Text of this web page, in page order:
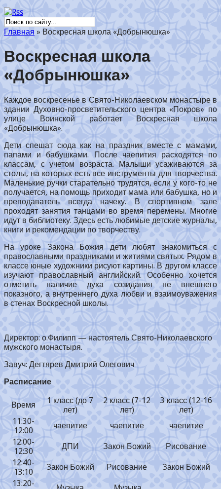
Главная » Воскресная школа «Добрынюшка»
Воскресная школа
«Добрынюшка»
Каждое воскресенье в Свято-Николаевском монастыре в
здании Духовно-просветительского центра «Покров» по
улице Воинской работает Воскресная школа
«Добрынюшка».
Дети спешат сюда как на праздник вместе с мамами,
папами и бабушками. После чаепития расходятся по
классам, с учетом возраста. Малыши усаживаются за
столы, на которых есть все инструменты для творчества.
Маленькие ручки старательно трудятся, если у кого-то не
получается, на помощь приходит мама или бабушка, но и
преподаватель всегда начеку. В спортивном зале
проходят занятия танцами во время перемены. Многие
идут в библиотеку. Здесь есть любимые детские журналы,
книги и рекомендации по творчеству.
На уроке Закона Божия дети любят знакомиться с
православными праздниками и житиями святых. Рядом в
классе юные художники рисуют картины. В другом классе
изучают православный английский. Особенно хочется
отметить наличие духа созидания не внешнего
показного, а внутреннего духа любви и взаимоуважения
в стенах Воскресной школы.
Директор: о.Филипп — настоятель Свято-Николаевского
мужского монастыря.
Завуч: Дегтярев Дмитрий Олегович
Расписание
Время
1 класс (до 7
лет)
2 класс (7-12
лет)
3 класс (12-16
лет)
11:30-
12:00
чаепитие чаепитие
чаепитие
12:00-
12:30
ДПИ Закон Божий
Рисование
12:40-
13:10
Закон Божий Рисование
Закон Божий
13:20-